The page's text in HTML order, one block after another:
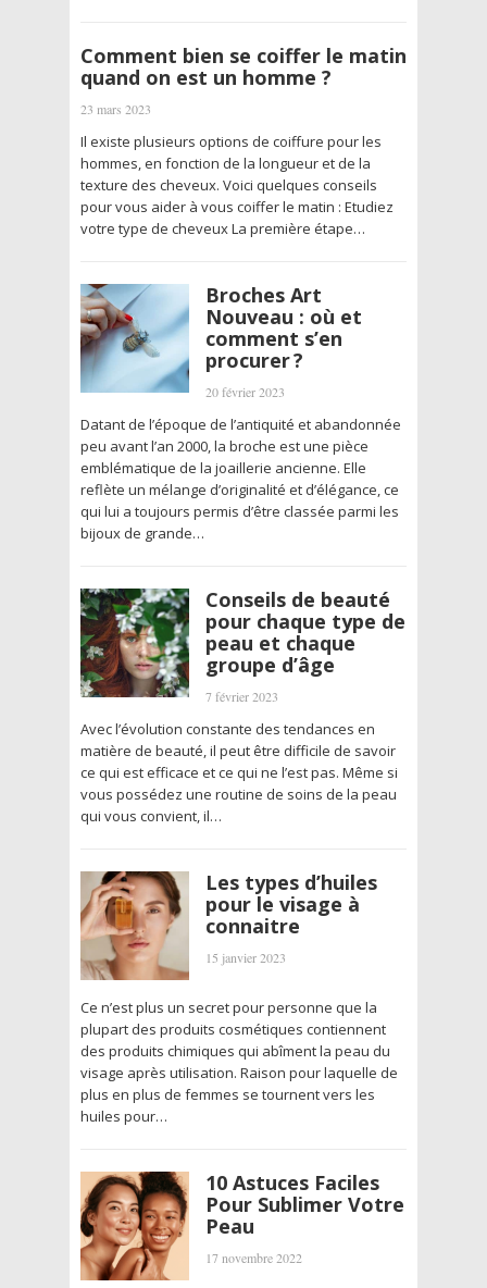
Comment bien se coiffer le matin
quand on est un homme ?
23 mars 2023
Il existe plusieurs options de coiffure pour les
hommes, en fonction de la longueur et de la
texture des cheveux. Voici quelques conseils
pour vous aider à vous coiffer le matin : Etudiez
votre type de cheveux La première étape…
Broches Art
Nouveau : où et
comment s’en
procurer ?
20 février 2023
Datant de l’époque de l’antiquité et abandonnée
peu avant l’an 2000, la broche est une pièce
emblématique de la joaillerie ancienne. Elle
reflète un mélange d’originalité et d’élégance, ce
qui lui a toujours permis d’être classée parmi les
bijoux de grande…
Conseils de beauté
pour chaque type de
peau et chaque
groupe d’âge
7 février 2023
Avec l’évolution constante des tendances en
matière de beauté, il peut être difficile de savoir
ce qui est efficace et ce qui ne l’est pas. Même si
vous possédez une routine de soins de la peau
qui vous convient, il…
Les types d’huiles
pour le visage à
connaitre
15 janvier 2023
Ce n’est plus un secret pour personne que la
plupart des produits cosmétiques contiennent
des produits chimiques qui abîment la peau du
visage après utilisation. Raison pour laquelle de
plus en plus de femmes se tournent vers les
huiles pour…
10 Astuces Faciles
Pour Sublimer Votre
Peau
17 novembre 2022